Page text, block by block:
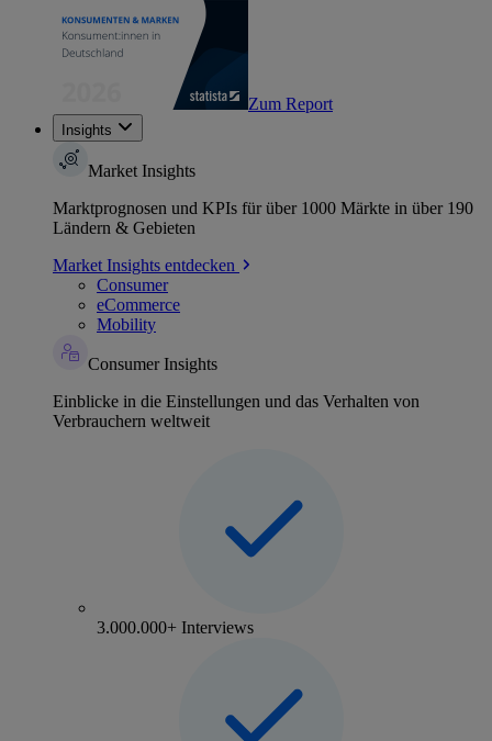
Zum Report
Insights
Market Insights
Marktprognosen und KPIs für über 1000 Märkte in über 190
Ländern & Gebieten
Market Insights entdecken
Consumer
eCommerce
Mobility
Consumer Insights
Einblicke in die Einstellungen und das Verhalten von
Verbrauchern weltweit
3.000.000+ Interviews